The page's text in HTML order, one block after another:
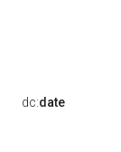
dc:date